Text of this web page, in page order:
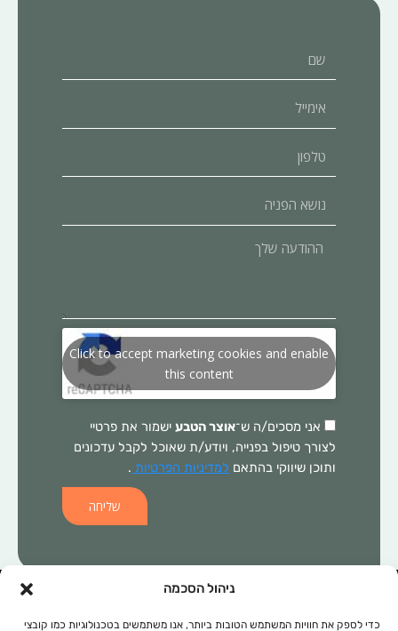
ניהול הסכמה
כדי לספק את חוויות המשתמש הטובות ביותר, אנו משתמשים בטכנולוגיות כמו קובצי
הפניה
ההודעה
Click to accept marketing cookies and enable
this content
אני מסכים/ה ש־אוצר הטבע ישמור את פרטיי
לצורך טיפול בפנייה, ויודע/ת שאוכל לקבל עדכונים
ותוכן שיווקי בהתאם למדיניות הפרטיות .
שליחה
תרופתי ו/או אחר. בכל מקרה של בעיה רפואית יש לפנות לרופא המטפל.